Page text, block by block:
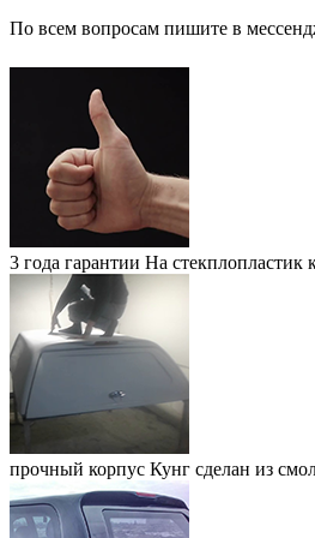
По всем вопросам пишите в
3 года гарантии На стекплопластик
прочный корпус Кунг сделан из